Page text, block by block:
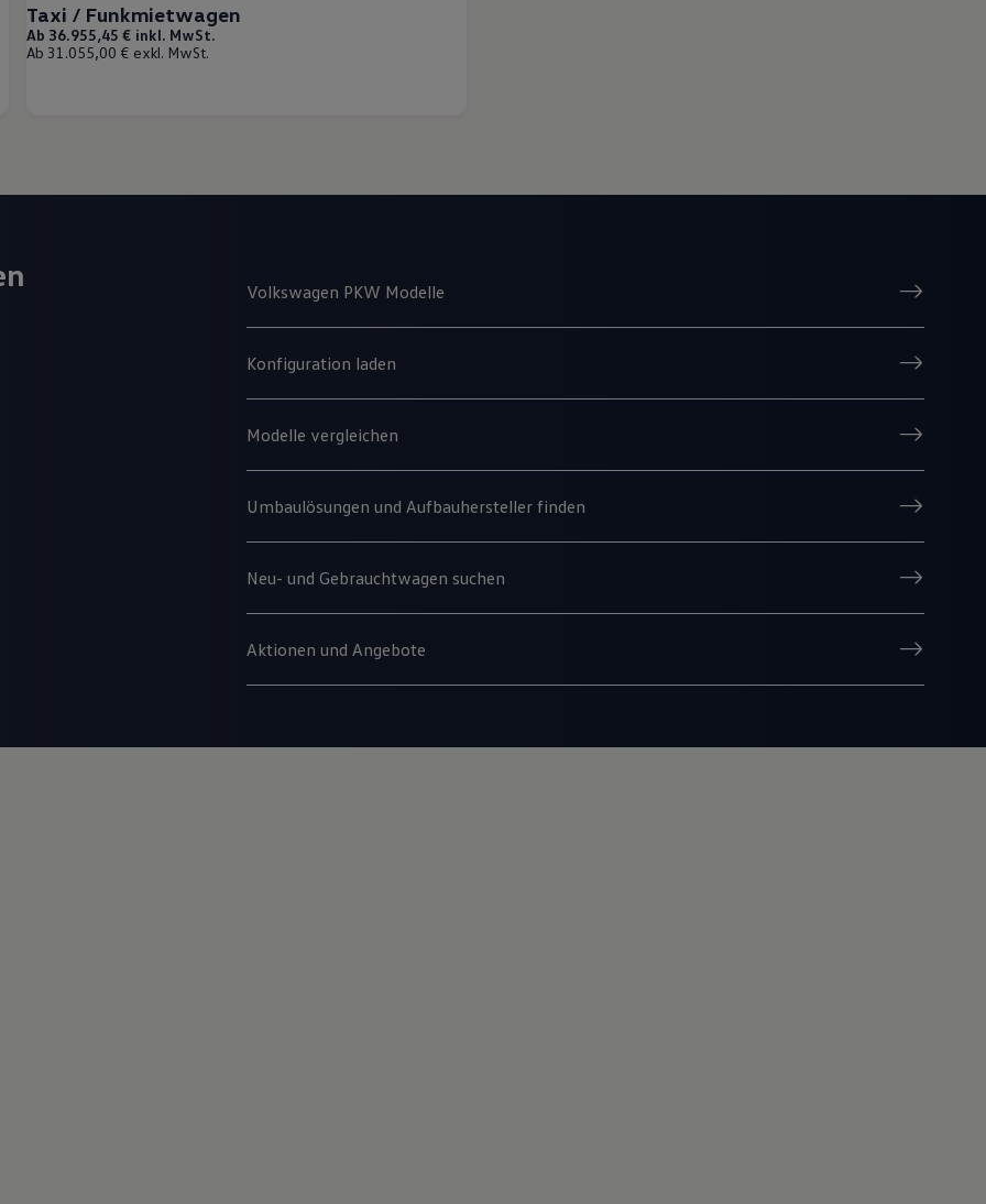
Taxi / Funkmietwagen
Ab 36.955,45 € inkl. MwSt.
Ab 31.055,00 € exkl. MwSt.
Volkswagen PKW Modelle
Konfiguration laden
Modelle vergleichen
Umbaulösungen und Aufbauhersteller finden
Neu- und Gebrauchtwagen suchen
Aktionen und Angebote